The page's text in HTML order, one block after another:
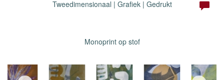
Tweedimensionaal | Grafiek | Gedrukt
Monoprint op stof